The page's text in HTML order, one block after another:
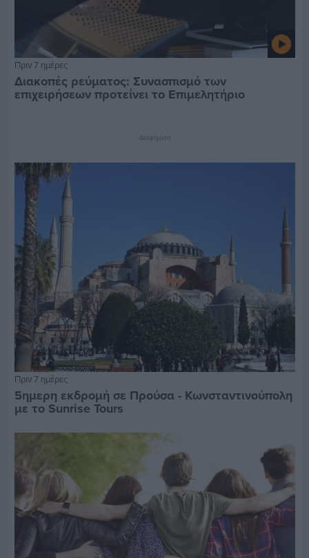
Πριν 7 ημέρες
Διακοπές ρεύματος: Συνασπισμό των
επιχειρήσεων προτείνει το Επιμελητήριο
Διαφήμιση
Πριν 7 ημέρες
5ημερη εκδρομή σε Προύσα - Κωνσταντινούπολη
με το Sunrise Tours